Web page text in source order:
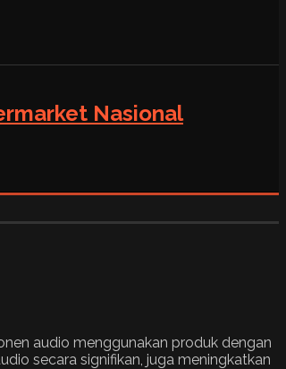
Nasional
audio menggunakan produk dengan
secara signifikan, juga meningkatkan